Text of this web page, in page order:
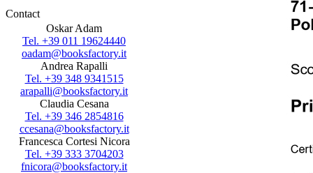
Contact
Oskar Adam
Tel. +39 011 19624440
oadam@booksfactory.it
Andrea Rapalli
Tel. +39 348 9341515
arapalli@booksfactory.it
Claudia Cesana
Tel. +39 346 2854816
ccesana@booksfactory.it
Francesca Cortesi Nicora
Tel. +39 333 3704203
fnicora@booksfactory.it